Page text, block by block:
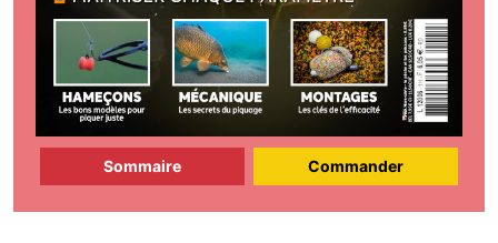
Sommaire Commander